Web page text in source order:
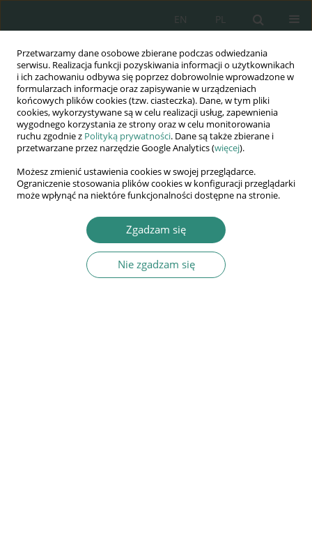
Przetwarzamy dane osobowe zbierane podczas odwiedzania
serwisu. Realizacja funkcji pozyskiwania informacji o użytkownikach
i ich zachowaniu odbywa się poprzez dobrowolnie wprowadzone w
formularzach informacje oraz zapisywanie w urządzeniach
końcowych plików cookies (tzw. ciasteczka). Dane, w tym pliki
cookies, wykorzystywane są w celu realizacji usług, zapewnienia
wygodnego korzystania ze strony oraz w celu monitorowania
ruchu zgodnie z Polityką prywatności. Dane są także zbierane i
przetwarzane przez narzędzie Google Analytics (więcej).
Możesz zmienić ustawienia cookies w swojej przeglądarce.
Ograniczenie stosowania plików cookies w konfiguracji przeglądarki
może wpłynąć na niektóre funkcjonalności dostępne na stronie.
Zgadzam się
Nie zgadzam się
PL
EN
Wydawnictwo
AWSGE
Akademia Nauk Stosowanych
WSGE
im. Alcide De Gasperi
Justyna Krzykowska
Współdziałanie samorządów z kościołami i